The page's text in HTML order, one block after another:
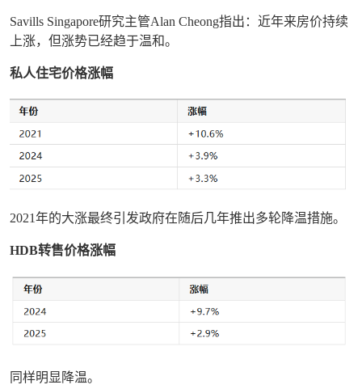
Savills Singapore研究主管Alan Cheong指出：近年来房价持续
上涨，但涨势已经趋于温和。
私人住宅价格涨幅
2021年的大涨最终引发政府在随后几年推出多轮降温措施。
HDB转售价格涨幅
同样明显降温。